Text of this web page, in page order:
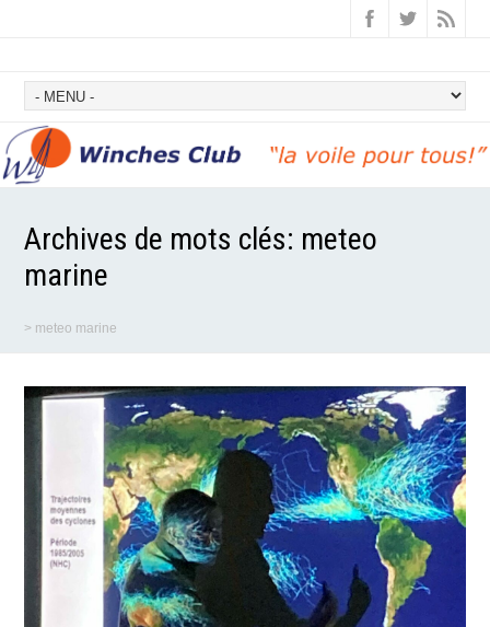
Archives de mots clés: meteo
marine
> meteo marine